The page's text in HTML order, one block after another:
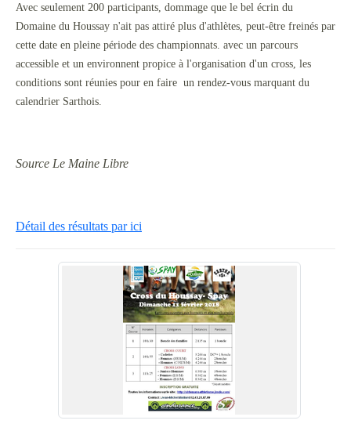
Avec seulement 200 participants, dommage que le bel écrin du
Domaine du Houssay n'ait pas attiré plus d'athlètes, peut-être freinés par
cette date en pleine période des championnats. avec un parcours
accessible et un environnent propice à l'organisation d'un cross, les
conditions sont réunies pour en faire un rendez-vous marquant du
calendrier Sarthois.
Source Le Maine Libre
Détail des résultats par ici